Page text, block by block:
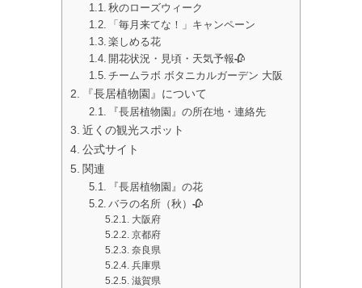
秋のローズウィーク
「毎月来てな！」キャンペーン
楽しめる花
開花状況・見頃・天気予報🥀
チームラボ ボタニカルガーデン 大阪
『長居植物園』について
『長居植物園』の所在地・連絡先
近くの観光スポット
公式サイト
関連
『長居植物園』の花
バラの名所（秋）🥀
大阪府
京都府
奈良県
兵庫県
滋賀県